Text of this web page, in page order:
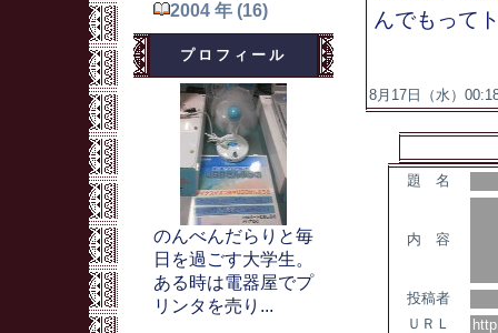
2004 年 (16)
プロフィール
のんべんだらりと毎
日を過ごす大学生。
ある時は電器屋でプ
リンタを売り...
んでもって
8月17日（水）
題 名
内 容
投稿者
ＵＲＬ